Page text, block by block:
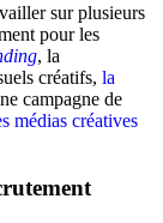
sur plusieurs
pour les
, la
créatifs, la
campagne de
médias créatives